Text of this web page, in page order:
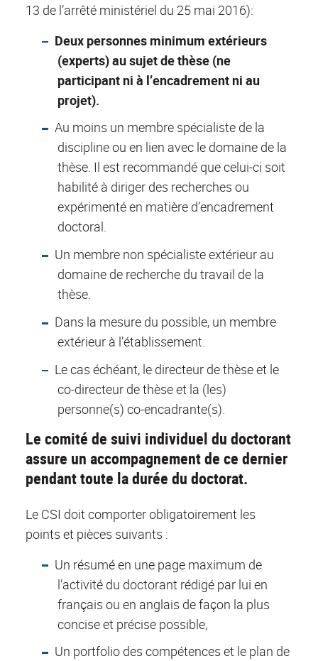
13 de l’arrêté ministériel du 25 mai 2016):
Deux personnes minimum extérieurs
(experts) au sujet de thèse (ne
participant ni à l’encadrement ni au
projet).
Au moins un membre spécialiste de la
discipline ou en lien avec le domaine de la
thèse. Il est recommandé que celui-ci soit
habilité à diriger des recherches ou
expérimenté en matière d’encadrement
doctoral.
Un membre non spécialiste extérieur au
domaine de recherche du travail de la
thèse.
Dans la mesure du possible, un membre
extérieur à l’établissement.
Le cas échéant, le directeur de thèse et le
co-directeur de thèse et la (les)
personne(s) co-encadrante(s).
Le comité de suivi individuel du doctorant
assure un accompagnement de ce dernier
pendant toute la durée du doctorat.
Le CSI doit comporter obligatoirement les
points et pièces suivants :
Un résumé en une page maximum de
l’activité du doctorant rédigé par lui en
français ou en anglais de façon la plus
concise et précise possible,
Un portfolio des compétences et le plan de